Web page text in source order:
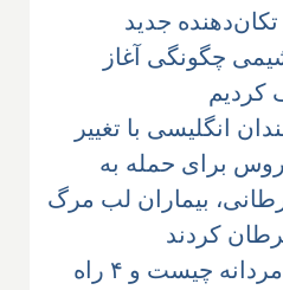
جدید
چگونگی آغاز
کردیم
انگلیسی با تغییر
برای حمله به
بیماران لب مرگ
کردند
علمی؛ چاقی مردانه چیست و ۴ راه